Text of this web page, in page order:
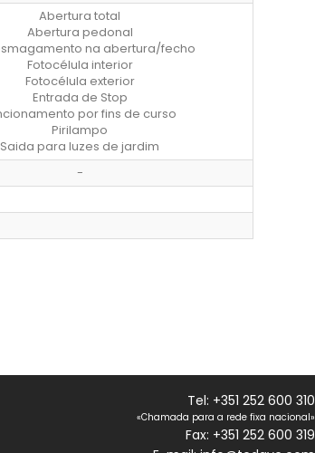
Abertura total
Abertura pedonal
na abertura/fecho
Fotocélula interior
Fotocélula exterior
Entrada de Stop
por fins de curso
Pirilampo
Saida para luzes de jardim
-
Tel: +351 252 600 310
«Chamada para a rede fixa nacional»
Fax: +351 252 600 319